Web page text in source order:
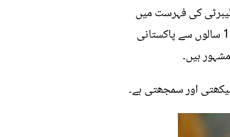
کی فہرست میں
شامل کیا جاتا ہے۔وہ اپنی صلاحیتیوں کے بلبوتے اور محنت سے اس مقام تک پہنچیں ہیں۔ وسیم بادامی گزشتہ 15 سالوں سے پاکستانی
ہیں۔
اور سمجھتی ہے۔